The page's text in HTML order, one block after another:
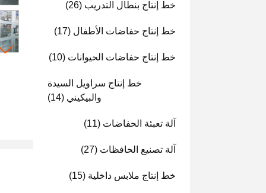
خط إنتاج بنطال التدريب (26)
خط إنتاج حفاضات الأطفال (17)
خط إنتاج حفاضات الحيوانات (10)
خط إنتاج سراويل السيدة
والبيكيني (14)
آلة تعبئة الحفاضات (11)
آلة تصنيع الحافظات (27)
خط إنتاج ملابس داخلية (15)